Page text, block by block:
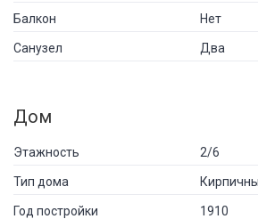
Балкон Нет
Санузел Два
Дом
Этажность 2/6
Тип дома
Год постройки 1910